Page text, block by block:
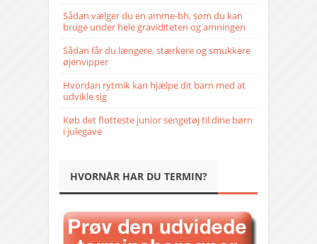
Sådan vælger du en amme-bh, som du kan
bruge under hele graviditeten og amningen
Sådan får du længere, stærkere og smukkere
øjenvipper
Hvordan rytmik kan hjælpe dit barn med at
udvikle sig
Køb det flotteste junior sengetøj til dine børn
i julegave
HVORNÅR HAR DU TERMIN?